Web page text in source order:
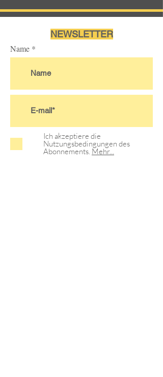
NEWSLETTER
Name
Ich akzeptiere die
Nutzungsbedingungen des
Abonnements. Mehr...